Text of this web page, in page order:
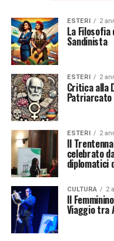
ESTERI 2
La
Sandinista
ESTERI 2
Critica alla
Patriarcato
ESTERI 2
Il
celebrato
diplomatici
CULTURA 2
Il
Viaggio tra